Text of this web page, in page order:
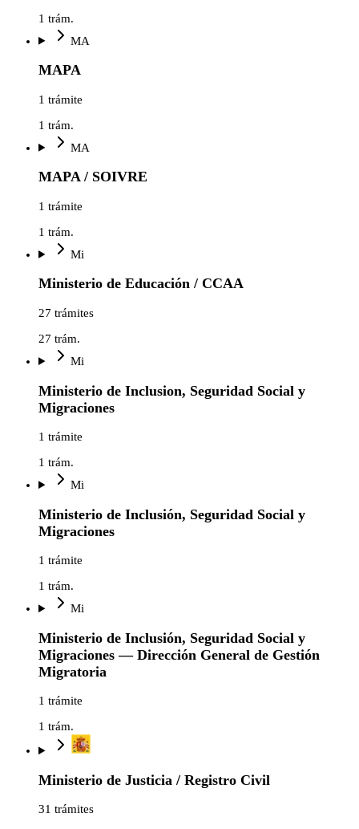
1 trám.
MA
MAPA
1 trámite
1 trám.
MA
MAPA / SOIVRE
1 trámite
1 trám.
Mi
Ministerio de Educación / CCAA
27 trámites
27 trám.
Mi
Ministerio de Inclusion, Seguridad Social y
Migraciones
1 trámite
1 trám.
Mi
Ministerio de Inclusión, Seguridad Social y
Migraciones
1 trámite
1 trám.
Mi
Ministerio de Inclusión, Seguridad Social y
Migraciones — Dirección General de Gestión
Migratoria
1 trámite
1 trám.
Ministerio de Justicia / Registro Civil
31 trámites